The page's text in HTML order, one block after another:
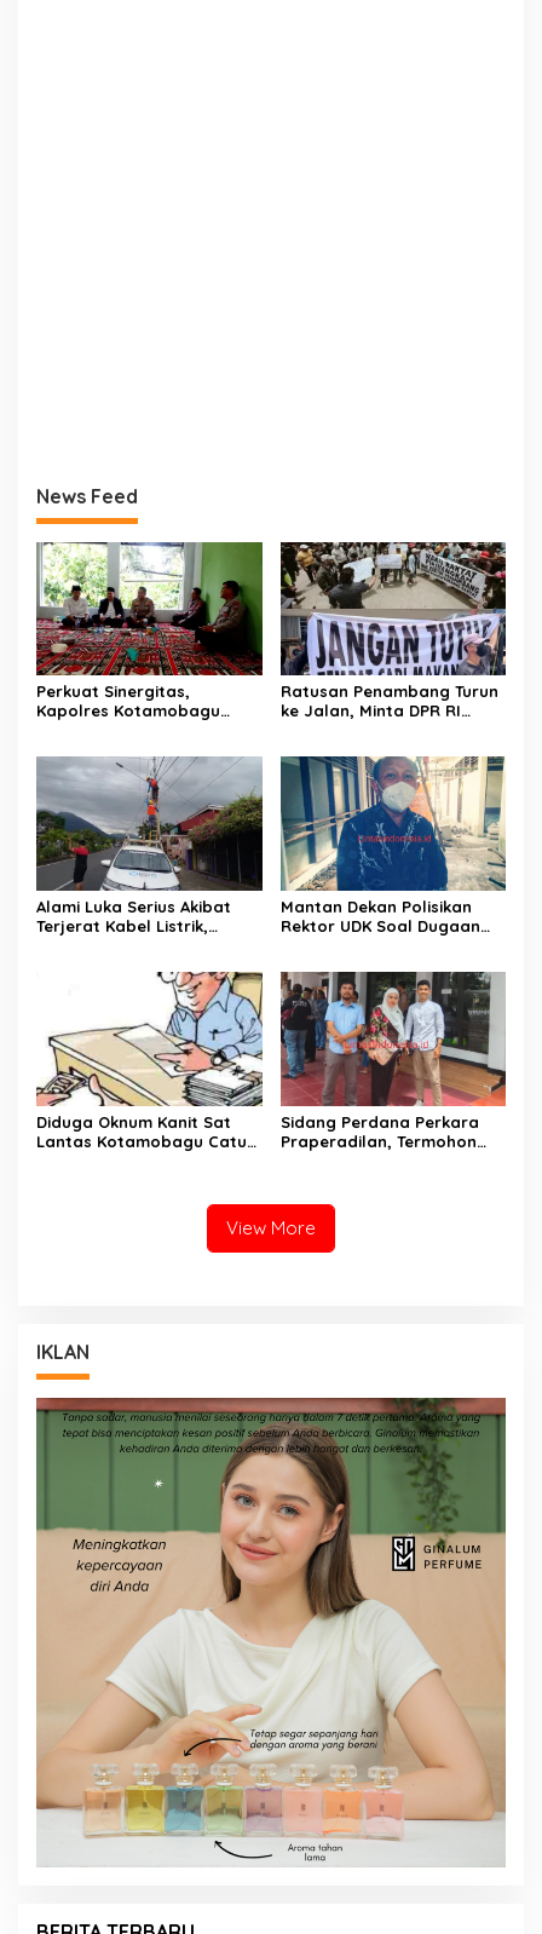
News Feed
Perkuat Sinergitas,
Kapolres Kotamobagu
Desa Pontodon
Ratusan Penambang Turun
ke Jalan, Minta DPR RI
Alami Luka Serius Akibat
Terjerat Kabel Listrik,
PLN Kotamobagu
Mantan Dekan Polisikan
Rektor UDK Soal Dugaan
Diduga Oknum Kanit Sat
Lantas Kotamobagu Catut
Sidang Perdana Perkara
Praperadilan, Termohon
View More
IKLAN